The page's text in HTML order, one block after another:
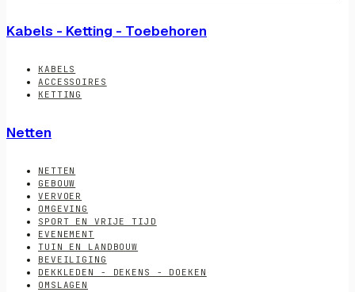
Kabels - Ketting - Toebehoren
KABELS
ACCESSOIRES
KETTING
Netten
NETTEN
GEBOUW
VERVOER
OMGEVING
SPORT EN VRIJE TIJD
EVENEMENT
TUIN EN LANDBOUW
BEVEILIGING
DEKKLEDEN - DEKENS - DOEKEN
OMSLAGEN